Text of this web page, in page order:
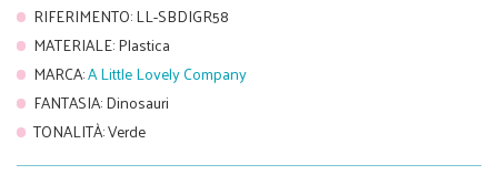
RIFERIMENTO:LL-SBDIGR58
MATERIALE:Plastica
MARCA:A Little Lovely Company
FANTASIA:Dinosauri
TONALITÀ:Verde